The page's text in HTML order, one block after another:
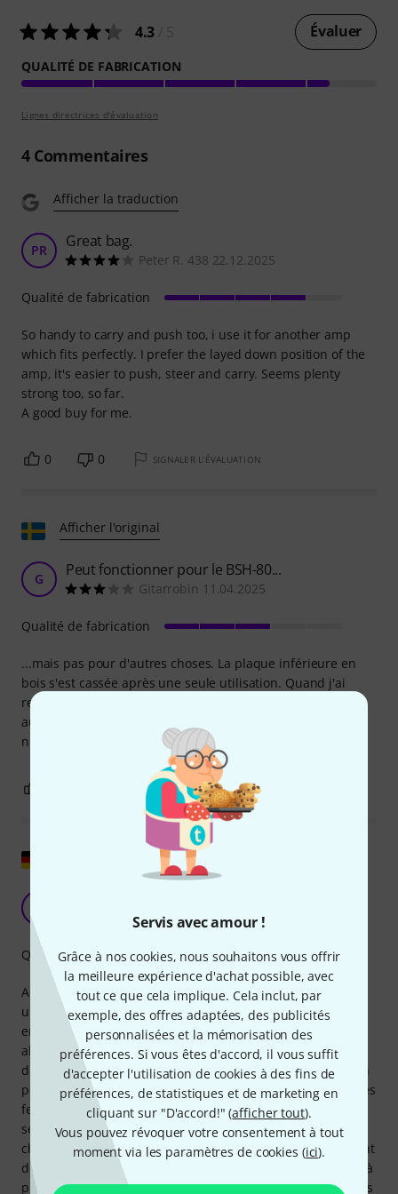
Servis avec amour !
Grâce à nos cookies, nous souhaitons vous offrir
la meilleure expérience d'achat possible, avec
tout ce que cela implique. Cela inclut, par
exemple, des offres adaptées, des publicités
personnalisées et la mémorisation des
préférences. Si vous êtes d'accord, il vous suffit
d'accepter l'utilisation de cookies à des fins de
préférences, de statistiques et de marketing en
cliquant sur "D'accord!" (afficher tout).
Vous pouvez révoquer votre consentement à tout
moment via les paramètres de cookies (ici).
4.3 Évaluer
QUALITÉ DE FABRICATION
Lignes directrices d'évaluation
4Commentaires
Afficher la traduction
PR Great bag.
Peter R. 438 22.12.2025
So handy to carry and push too, i use it for another amp
which fits perfectly. I prefer the layed down position of the
amp, it's easier to push, steer and carry. Seems plenty
strong too, so far.
A good buy for me.
Qualité de fabrication
0 0 SIGNALER L'ÉVALUATION
Afficher l'original
G Peut fonctionner pour le BSH-80...
Gitarrobin 11.04.2025
...mais pas pour d'autres choses. La plaque inférieure en
bois s'est cassée après une seule utilisation. Quand j'ai
regardé, il était également clair qu'ils l'avaient mal monté
au début, car il y avait deux trous supplémentaires. Je
n'achèterai plus.
Qualité de fabrication
SIGNALER L'ÉVALUATION
Afficher l'original
Zigarrenboxgitarren.de 26.01.2025
Achetez, n'achetez pas, oui, non, oui, non - définitivement
un oui définitif !!! L'amplificateur BSK-80 est lourd et
encombrant, sans aucune... critique. L'ampli est
absolument génial. Mais il ne s’agit pas de lui, mais du sac
de transport. Cela donne une impression précieuse et bien
pensée. Le matériau est rugueux et robuste, tout comme les
fermetures éclair. Ces derniers peuvent même être
sécurisés avec des cadenas de valise pour éviter les
changements de propriétaire précipités. Il y a suffisamment
de poches pour les blocs d'alimentation, les interrupteurs à
pied, les câbles, etc. Le sac est même divisé en deux parties
Qualité de fabrication